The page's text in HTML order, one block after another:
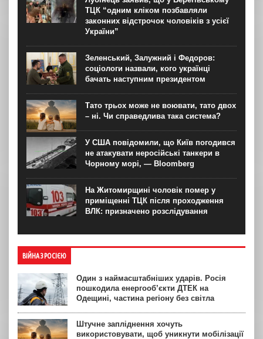
ТЦК “одним кліком позбавляли
законних відстрочок чоловіків з усієї
України”
Зеленський, Залужний і Федоров:
соціологи назвали, кого українці
бачать наступним президентом
Тато трьох може не воювати, тато двох
– ні. Чи справедлива така система?
У США повідомили, що Київ погодився
не атакувати неросійські танкери в
Чорному морі, — Bloomberg
На Житомирщині чоловік помер у
приміщенні ТЦК після проходження
ВЛК: призначено розслідування
ВІЙНА З РОСІЄЮ
Один з наймасштабніших ударів. Росія
пошкодила енергооб’єкти ДТЕК на
Одещині, частина регіону без світла
Штучне запліднення хочуть
використовувати, щоб уникнути мобілізації